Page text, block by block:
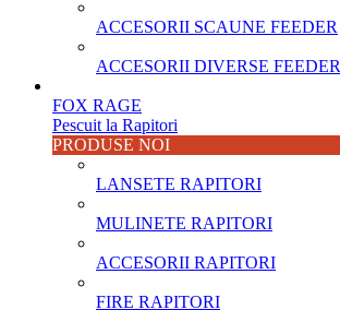
ACCESORII SCAUNE FEEDER
ACCESORII DIVERSE FEEDER
FOX RAGE
Pescuit la Rapitori
PRODUSE NOI
LANSETE RAPITORI
MULINETE RAPITORI
ACCESORII RAPITORI
FIRE RAPITORI